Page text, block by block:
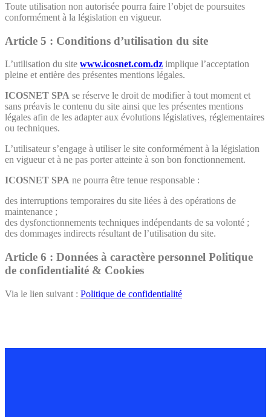
Toute utilisation non autorisée pourra faire l’objet de poursuites
conformément à la législation en vigueur.
Article 5 : Conditions d’utilisation du site
L’utilisation du site www.icosnet.com.dz implique l’acceptation
pleine et entière des présentes mentions légales.
ICOSNET SPA se réserve le droit de modifier à tout moment et
sans préavis le contenu du site ainsi que les présentes mentions
légales afin de les adapter aux évolutions législatives, réglementaires
ou techniques.
L’utilisateur s’engage à utiliser le site conformément à la législation
en vigueur et à ne pas porter atteinte à son bon fonctionnement.
ICOSNET SPA ne pourra être tenue responsable :
des interruptions temporaires du site liées à des opérations de
maintenance ;
des dysfonctionnements techniques indépendants de sa volonté ;
des dommages indirects résultant de l’utilisation du site.
Article 6 : Données à caractère personnel Politique
de confidentialité & Cookies
Via le lien suivant : Politique de confidentialité